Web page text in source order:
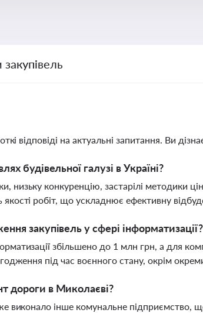
відповіді на актуальні запитання. Ви
будівельної галузі в Україні?
низьку конкуренцію, застарілі методики
робіт, що ускладнює ефективну
закупівель у сфері інформатизації?
збільшено до 1 млн грн, а для
під час воєнного стану, окрім
дороги в Миколаєві?
виконало інше комунальне підприємство,